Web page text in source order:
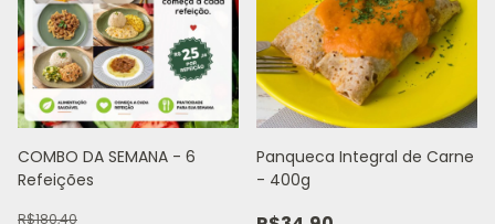
COMBO DA SEMANA - 6
Refeições
R$180,40
Panqueca Integral de Carne
- 400g